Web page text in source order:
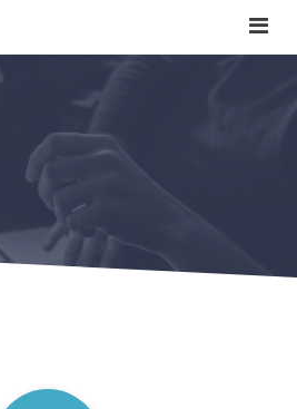
tools reviews
bij jou in de buurt?
Offerte
beginners +
+